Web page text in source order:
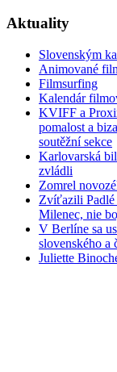
Aktuality
Slovenským
Animované
Filmsurfing
Kalendár
KVIFF a
pomalost a
soutěžní sekce
Karlovarská
zvládli
Zomrel
Zvíťazili Padlé
Milenec, nie
V Berlíne sa
slovenského a
Juliette